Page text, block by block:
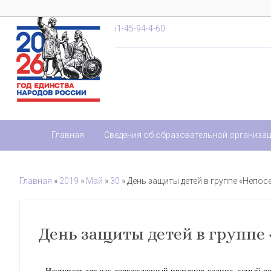
+7-851-45-94-4-20,+7-851-45-94-4-60
Главная Сведения об образовательной
Главная » 2019 » Май » 30 » День защиты детей в группе
День защиты детей в группе